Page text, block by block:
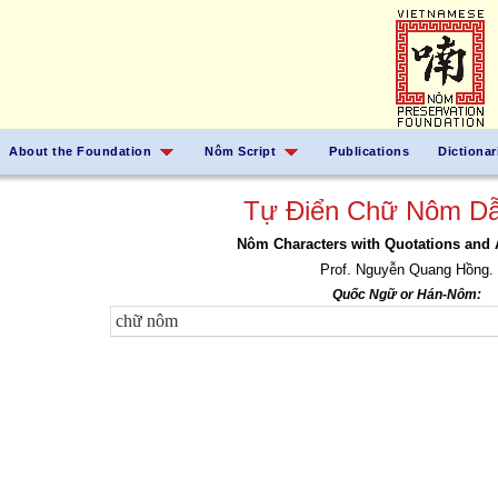
About the Foundation Nôm Script Publications
Tự Điển Chữ Nôm
Nôm Characters with Quotations and
Prof. Nguyễn Quang Hồng.
Quốc Ngữ or Hán-Nôm: